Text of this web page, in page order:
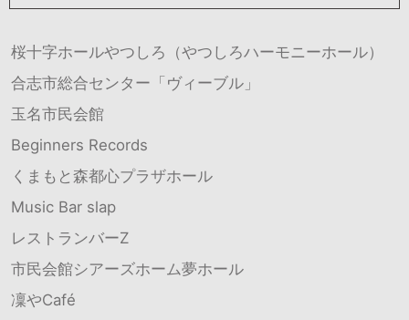
桜十字ホールやつしろ（やつしろハーモニーホール）
合志市総合センター「ヴィーブル」
玉名市民会館
Beginners Records
くまもと森都心プラザホール
Music Bar slap
レストランバーZ
市民会館シアーズホーム夢ホール
凜やCafé